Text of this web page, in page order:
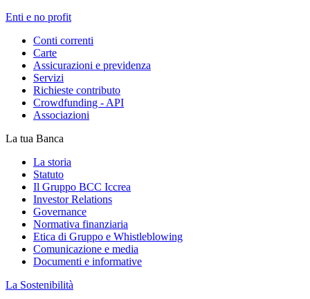
Enti e no profit
Conti correnti
Carte
Assicurazioni e previdenza
Servizi
Richieste contributo
Crowdfunding - API
Associazioni
La tua Banca
La storia
Statuto
Il Gruppo BCC Iccrea
Investor Relations
Governance
Normativa finanziaria
Etica di Gruppo e Whistleblowing
Comunicazione e media
Documenti e informative
La Sostenibilità